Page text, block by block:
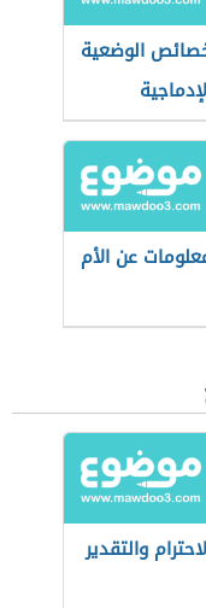
الوضعية
عن الأم
والتقدير